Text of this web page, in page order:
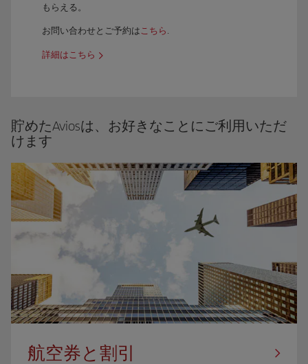
もらえる。
お問い合わせとご予約はこちら .
詳細はこちら
貯めたAviosは、お好きなことにご利用いただ
けます
航空券と割引